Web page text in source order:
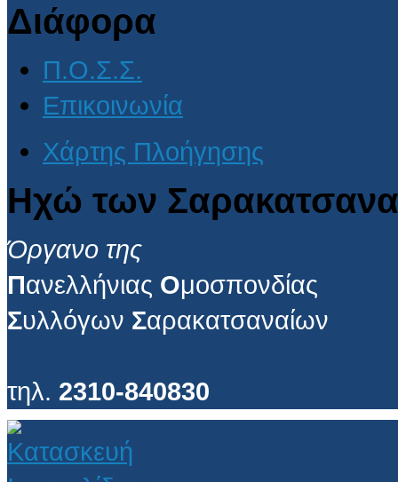
Διάφορα
Π.Ο.Σ.Σ.
Επικοινωνία
Χάρτης Πλοήγησης
Ηχώ των
Όργανο της
Πανελλήνιας Ομοσπονδίας
Συλλόγων Σαρακατσαναίων
τηλ. 2310-840830